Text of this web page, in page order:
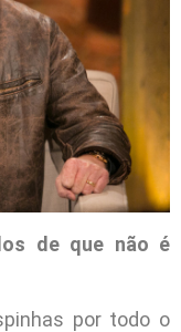
de que não é
por todo o